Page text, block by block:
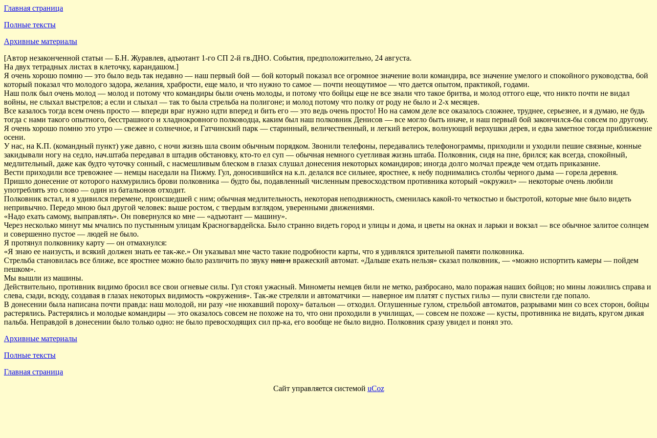
Главная страница
Полные тексты
Архивные материалы
[Автор незаконченной статьи — Б.Н. Журавлев, адъютант 1-го СП 2-й гв.ДНО. События, предположительно, 24 августа.
На двух тетрадных листах в клеточку, карандашом.]
Я очень хорошо помню — это было ведь так недавно — наш первый бой — бой который показал все огромное значение воли командира, все значение умелого и спокойного руководства, бой
который показал что молодого задора, желания, храбрости, еще мало, и что нужно то самое — почти неощутимое — что дается опытом, практикой, годами.
Наш полк был очень молод — молод и потому что командиры были очень молоды, и потому что бойцы еще не все знали что такое бритва, и молод оттого еще, что никто почти не видал
войны, не слыхал выстрелов; а если и слыхал — так то была стрельба на полигоне; и молод потому что полку от роду не было и 2-х месяцев.
Все казалось тогда всем очень просто — впереди враг нужно идти вперед и бить его — это ведь очень просто! Но на самом деле все оказалось сложнее, труднее, серьезнее, и я думаю, не будь
тогда с нами такого опытного, бесстрашного и хладнокровного полководца, каким был наш полковник Денисов — все могло быть иначе, и наш первый бой закончился-бы совсем по другому.
Я очень хорошо помню это утро — свежее и солнечное, и Гатчинский парк — старинный, величественный, и легкий ветерок, волнующий верхушки дерев, и едва заметное тогда приближение
осени.
У нас, на К.П. (командный пункт) уже давно, с ночи жизнь шла своим обычным порядком. Звонили телефоны, передавались телефонограммы, приходили и уходили пешие связные, конные
закидывали ногу на седло, нач.штаба передавал в штадив обстановку, кто-то ел суп — обычная немного суетливая жизнь штаба. Полковник, сидя на пне, брился; как всегда, спокойный,
медлительный, даже как будто чуточку сонный, с насмешливым блеском в глазах слушал донесения некоторых командиров; иногда долго молчал прежде чем отдать приказание.
Вести приходили все тревожнее — немцы наседали на Пижму. Гул, доносившийся на к.п. делался все сильнее, яростнее, к небу поднимались столбы черного дыма — горела деревня.
Пришло донесение от которого нахмурились брови полковника — будто бы, подавленный численным превосходством противника который «окружил» — некоторые очень любили
употреблять это слово — один из батальонов отходит.
Полковник встал, и я удивился перемене, происшедшей с ним; обычная медлительность, некоторая неподвижность, сменилась какой-то четкостью и быстротой, которые мне было видеть
непривычно. Передо мною был другой человек: выше ростом, с твердым взглядом, уверенными движениями.
«Надо ехать самому, выправлять». Он повернулся ко мне — «адъютант — машину».
Через несколько минут мы мчались по пустынным улицам Красногвардейска. Было странно видеть город и улицы и дома, и цветы на окнах и ларьки и вокзал — все обычное залитое солнцем
и совершенно пустое — людей не было.
Я протянул полковнику карту — он отмахнулся:
«Я знаю ее наизусть, и всякий должен знать ее так-же.» Он указывал мне часто такие подробности карты, что я удивлялся зрительной памяти полковника.
Стрельба становилась все ближе, все яростнее можно было различить по звуку наш и вражеский автомат. «Дальше ехать нельзя» сказал полковник, — «можно испортить камеры — пойдем
пешком».
Мы вышли из машины.
Действительно, противник видимо бросил все свои огневые силы. Гул стоял ужасный. Минометы немцев били не метко, разбросано, мало поражая наших бойцов; но мины ложились справа и
слева, сзади, всюду, создавая в глазах некоторых видимость «окружения». Так-же стреляли и автоматчики — наверное им платят с пустых гильз — пули свистели где попало.
В донесении была написана почти правда: наш молодой, ни разу «не нюхавший пороху» батальон — отходил. Оглушенные гулом, стрельбой автоматов, разрывами мин со всех сторон, бойцы
растерялись. Растерялись и молодые командиры — это оказалось совсем не похоже на то, что они проходили в училищах, — совсем не похоже — кусты, противника не видать, кругом дикая
пальба. Неправдой в донесении было только одно: не было превосходящих сил пр-ка, его вообще не было видно. Полковник сразу увидел и понял это.
Архивные материалы
Полные тексты
Главная страница
Сайт управляется системой uCoz